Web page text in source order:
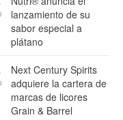
lanzamiento de su
sabor especial a
plátano
Next Century Spirits
adquiere la cartera de
marcas de licores
Grain & Barrel